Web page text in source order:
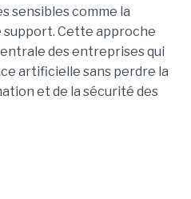
sensibles comme la
support. Cette approche
des entreprises qui
artificielle sans perdre la
et de la sécurité des